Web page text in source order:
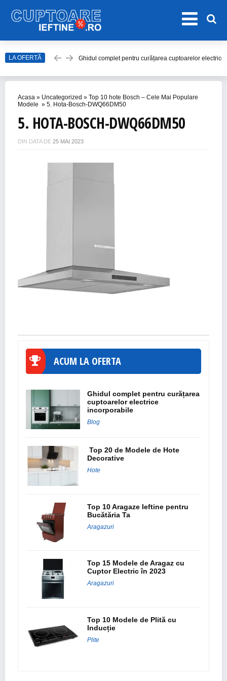
LA OFERTĂ Ghidul complet pentru curățarea cuptoarelor
Top 15 Modele de Aragaz cu Cuptor Electric în 2023
Top 10 Modele de Plită cu Inducție
Acasa » Uncategorized » Top 10 hote Bosch – Cele Mai Populare
Modele » 5. Hota-Bosch-DWQ66DM50
5. HOTA-BOSCH-DWQ66DM50
DIN DATA DE 25 MAI 2023
ACUM LA OFERTA
Ghidul complet pentru curățarea
cuptoarelor electrice
incorporabile
Blog
Top 20 de Modele de Hote
Decorative
Hote
Top 10 Aragaze Ieftine pentru
Bucătăria Ta
Aragazuri
Top 15 Modele de Aragaz cu
Cuptor Electric în 2023
Aragazuri
Top 10 Modele de Plită cu
Inducție
Plite